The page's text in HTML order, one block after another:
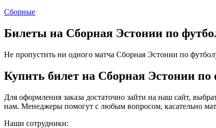
Сборные
Билеты на Сборная Эстонии по
Не пропустить ни одного матча Сборная Эстонии по
Купить билет на Сборная Эстонии по
Для оформления заказа достаточно зайти на наш сайт,
нам. Менеджеры помогут с любым вопросом, касательно
Наши сотрудники: